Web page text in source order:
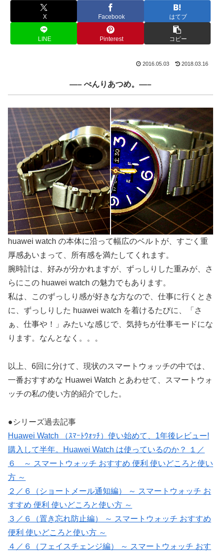
X Facebook はてブ
LINE Pinterest コピー
2016.05.03 2018.03.16
—– べんりあつめ。—–
huawei watch の本体に沿って幅広のベルトが、すごく重
厚感あいまって、所有感を満たしてくれます。
腕時計は、好みが分かれますが、ずっしりした重みが、さ
らにこの huawei watch の魅力でもあります。
私は、このずっしり感が好きな方なので、仕事に行くとき
に、ずっしりした huawei watch を着けるたびに、「さ
ぁ、仕事や！」みたいな感じで、気持ちが仕事モードにな
ります。なんとなく。。。
以上、6回に分けて、現状のスマートウォッチの中では、
一番おすすめな Huawei Watch とあわせて、スマートウォ
ッチの私の使い方的紹介でした。
●シリーズ過去記事
Huawei Watch （ｽﾏｰﾄｳｫｯﾁ）使い始めて、1年後レビュー!
購入して半年。Huawei Watch は使っているのか？ １／
６ ～ スマートウォッチ おすすめ 便利 使いどころと使い
方 ～
２／６（ショートメール通知編） ～ スマートウォッチ お
すすめ 便利 使いどころと使い方 ～
３／６（置き忘れ防止編） ～ スマートウォッチ おすすめ
便利 使いどころと使い方 ～
４／６（フェイスチェンジ編） ～ スマートウォッチ おす